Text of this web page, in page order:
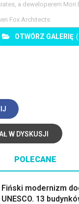
a deweloperem Mori
Fox Architects
OTWÓRZ GALERIĘ
W DYSKUSJI
POLECANE
Fiński modernizm
UNESCO. 13